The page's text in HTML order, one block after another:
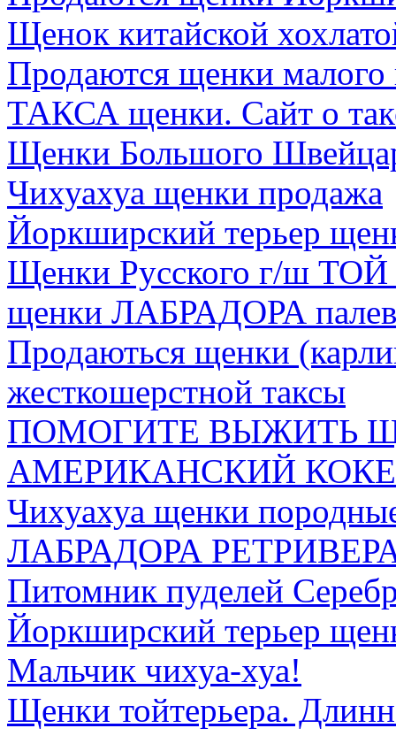
Щенок китайской
Продаются щенки малого
ТАКСА щенки. Сайт о
Щенки Большого
Чихуахуа щенки продажа
Йоркширский терьер
Щенки Русского г/ш ТОЙ
щенки ЛАБРАДОРА
Продаються щенки
жесткошерстной таксы
ПОМОГИТЕ ВЫЖИТЬ
АМЕРИКАНСКИЙ
Чихуахуа щенки
ЛАБРАДОРА
Питомник пуделей
Йоркширский терьер
Мальчик чихуа-хуа!
Щенки тойтерьера.